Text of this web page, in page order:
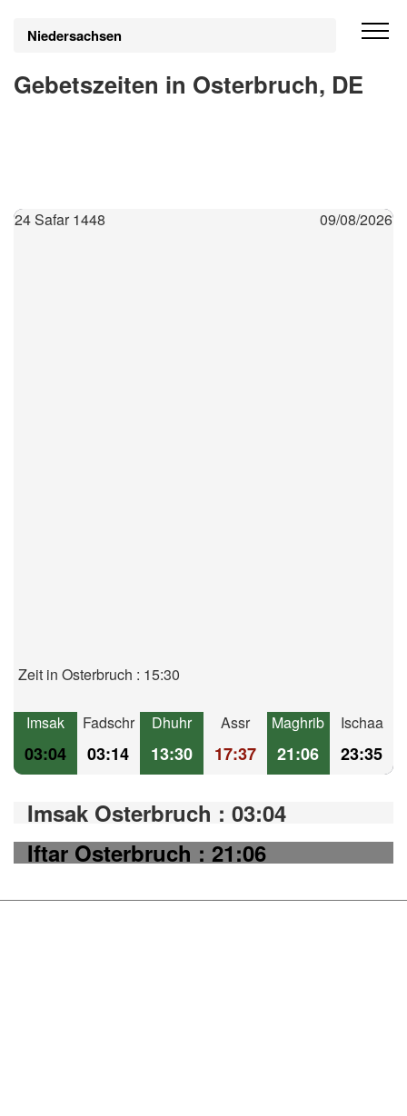
Niedersachsen
Gebetszeiten in Osterbruch, DE
24 Safar 1448 09/08/2026
Zeit in Osterbruch : 15:30
Imsak
03:04
Fadschr
03:14
Dhuhr
13:30
Assr
17:37
Maghrib
21:06
Ischaa
23:35
Imsak Osterbruch : 03:04
Iftar Osterbruch : 21:06